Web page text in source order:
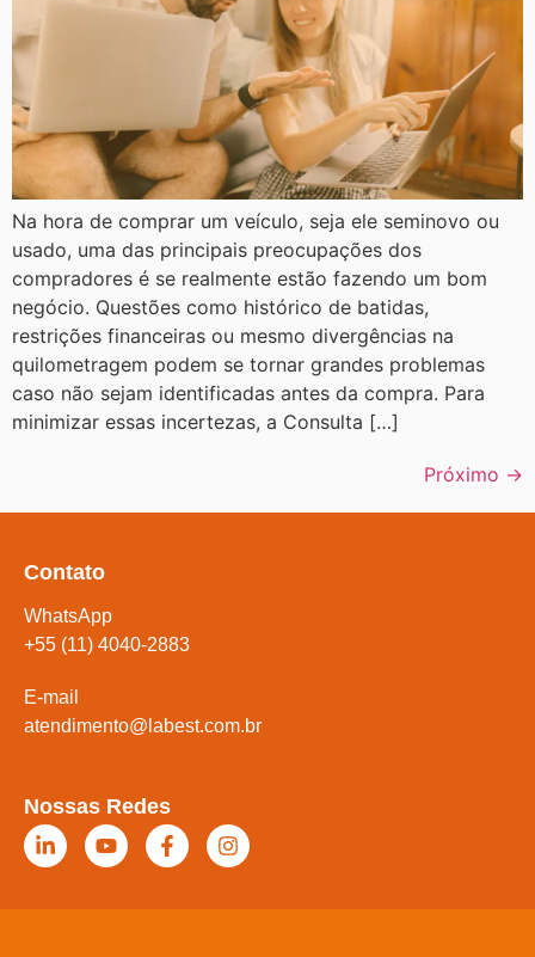
Na hora de comprar um veículo, seja ele seminovo ou
usado, uma das principais preocupações dos
compradores é se realmente estão fazendo um bom
negócio. Questões como histórico de batidas,
restrições financeiras ou mesmo divergências na
quilometragem podem se tornar grandes problemas
caso não sejam identificadas antes da compra. Para
minimizar essas incertezas, a Consulta […]
Próximo →
Contato
WhatsApp
+55 (11) 4040-2883
E-mail
atendimento@labest.com.br
Nossas Redes